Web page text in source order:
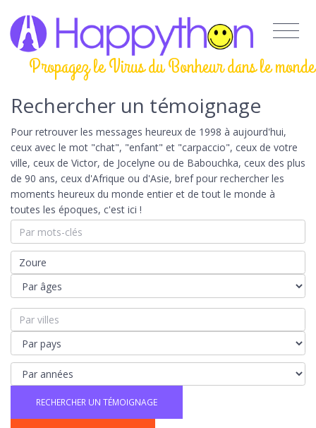
Propagez le Virus du Bonheur dans le monde
Rechercher un témoignage
Pour retrouver les messages heureux de 1998 à aujourd'hui,
ceux avec le mot "chat", "enfant" et "carpaccio", ceux de votre
ville, ceux de Victor, de Jocelyne ou de Babouchka, ceux des plus
de 90 ans, ceux d'Afrique ou d'Asie, bref pour rechercher les
moments heureux du monde entier et de tout le monde à
toutes les époques, c'est ici !